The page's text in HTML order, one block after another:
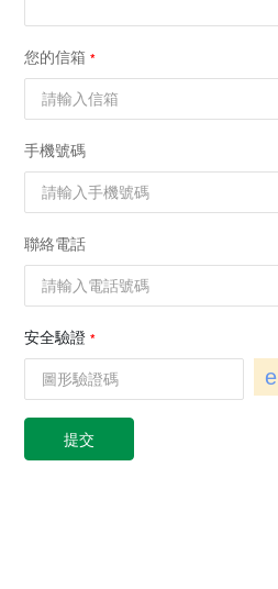
您的信箱
手機號碼
聯絡電話
安全驗證
提交